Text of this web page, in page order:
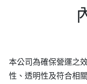
本公司為確保營運之
性、透明性及符合相